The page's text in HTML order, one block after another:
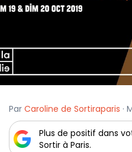
Par Caroline de Sortiraparis ·
Plus de positif dans
Sortir à Paris.